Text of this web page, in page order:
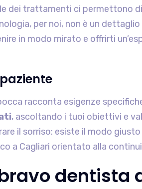
dei trattamenti ci permettono
per noi, non è un dettaglio
in modo mirato e offrirti
racconta esigenze
, ascoltando i tuoi obiettivi e
il sorriso: esiste il modo
a Cagliari orientato alla
dentista